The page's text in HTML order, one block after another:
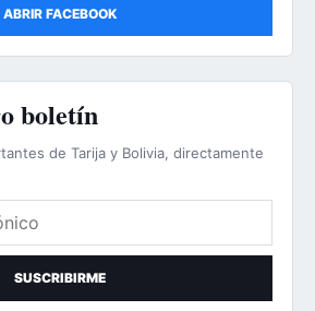
ABRIR FACEBOOK
boletín
de Tarija y Bolivia, directamente
SUSCRIBIRME